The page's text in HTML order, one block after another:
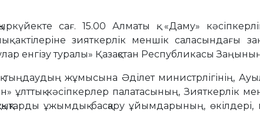
сағ. 15.00 Алматы қ. «Даму»
актілеріне зияткерлік меншік cаласындағы
енгізу туралы» Қазақстан Республикасы
тыңдаудың жұмысына Әділет министрлігінің,
ұлттық кәсіпкерлер палатасының, Зияткерлік
ұжымдық басқару ұйымдарының,